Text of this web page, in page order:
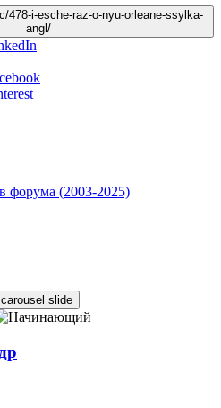
478-i-esche-raz-o-nyu-orleane-ssylka-
angl/
форума (2003-2025)
slide